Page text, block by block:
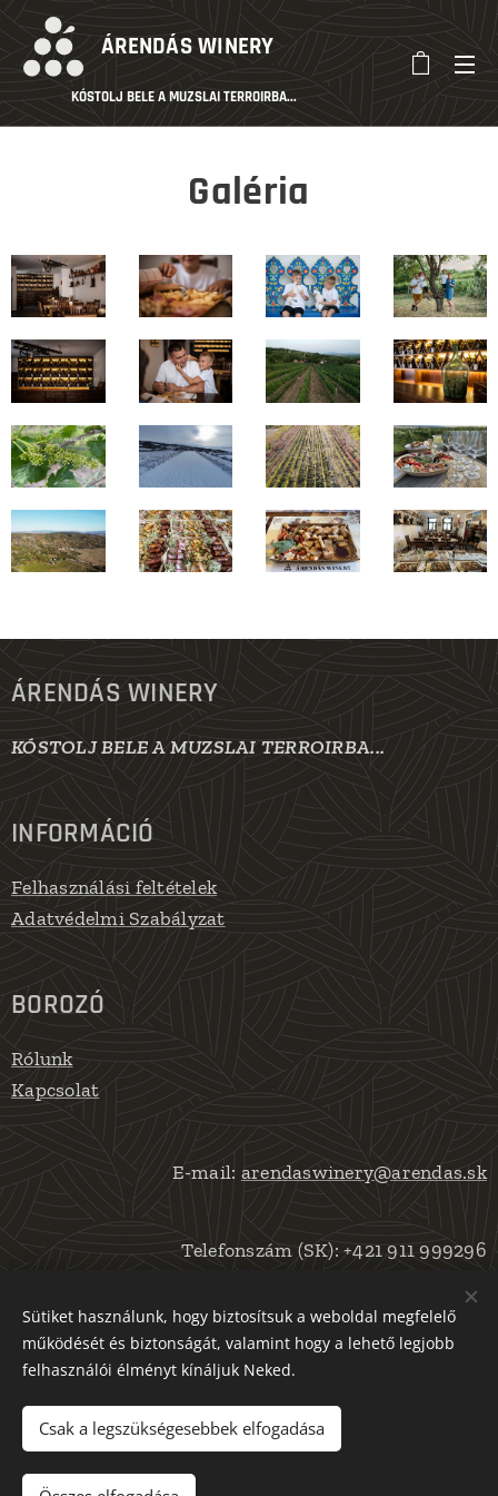
ÁRENDÁSWINERY
KÓSTOLJ BELE A MUZSLAI TERROIRBA...
Galéria
ÁRENDÁS WINERY
KÓSTOLJ BELE A MUZSLAI TERROIRBA...
INFORMÁCIÓ
Felhasználási feltételek
Adatvédelmi Szabályzat
BOROZÓ
Rólunk
Kapcsolat
E-mail: arendaswinery@arendas.sk
Telefonszám (SK): +421 911 999296
Telefonszám (HU): +36 30 915 8731
Az oldalt aWebnodeműködteti
Sütiket használunk, hogy biztosítsuk a weboldal megfelelő
működését és biztonságát, valamint hogy a lehető legjobb
felhasználói élményt kínáljuk Neked.
Csak a legszükségesebbek elfogadása